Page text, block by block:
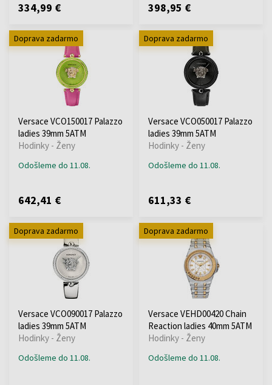
334,99 € 398,95 €
Doprava zadarmo
Versace VCO150017 Palazzo
ladies 39mm 5ATM
Hodinky - Ženy
Odošleme do 11.08.
642,41 €
Doprava zadarmo
Versace VCO050017 Palazzo
ladies 39mm 5ATM
Hodinky - Ženy
Odošleme do 11.08.
611,33 €
Doprava zadarmo
Versace VCO090017 Palazzo
ladies 39mm 5ATM
Hodinky - Ženy
Odošleme do 11.08.
Doprava zadarmo
Versace VEHD00420 Chain
Reaction ladies 40mm 5ATM
Hodinky - Ženy
Odošleme do 11.08.